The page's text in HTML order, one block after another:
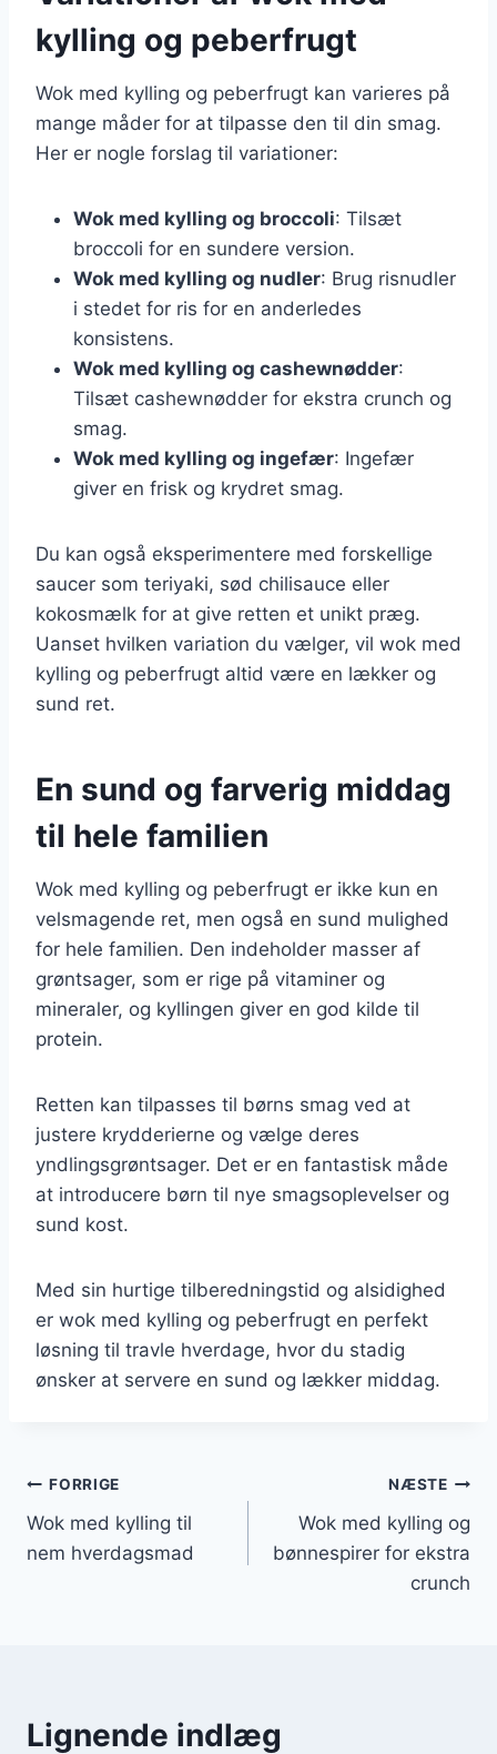
kylling og peberfrugt
Wok med kylling og peberfrugt kan varieres på
mange måder for at tilpasse den til din smag.
Her er nogle forslag til variationer:
Wok med kylling og broccoli: Tilsæt
broccoli for en sundere version.
Wok med kylling og nudler: Brug risnudler
i stedet for ris for en anderledes
konsistens.
Wok med kylling og cashewnødder:
Tilsæt cashewnødder for ekstra crunch og
smag.
Wok med kylling og ingefær: Ingefær
giver en frisk og krydret smag.
Du kan også eksperimentere med forskellige
saucer som teriyaki, sød chilisauce eller
kokosmælk for at give retten et unikt præg.
Uanset hvilken variation du vælger, vil wok med
kylling og peberfrugt altid være en lækker og
sund ret.
En sund og farverig middag
til hele familien
Wok med kylling og peberfrugt er ikke kun en
velsmagende ret, men også en sund mulighed
for hele familien. Den indeholder masser af
grøntsager, som er rige på vitaminer og
mineraler, og kyllingen giver en god kilde til
protein.
Retten kan tilpasses til børns smag ved at
justere krydderierne og vælge deres
yndlingsgrøntsager. Det er en fantastisk måde
at introducere børn til nye smagsoplevelser og
sund kost.
Med sin hurtige tilberedningstid og alsidighed
er wok med kylling og peberfrugt en perfekt
løsning til travle hverdage, hvor du stadig
ønsker at servere en sund og lækker middag.
Indlægsnavigation
FORRIGE
Wok med kylling til
nem hverdagsmad
NÆSTE
Wok med kylling og
bønnespirer for ekstra
crunch
Lignende indlæg